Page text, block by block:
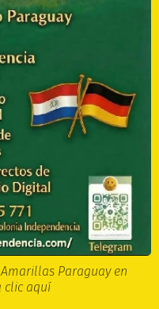
Paraguay en
clic aquí